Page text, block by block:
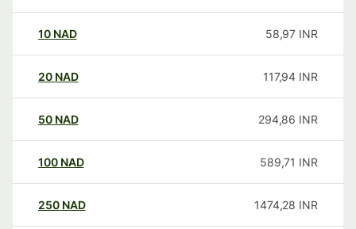
10 NAD 58,97 INR
20 NAD 117,94 INR
50 NAD 294,86 INR
100 NAD 589,71 INR
250 NAD 1474,28 INR